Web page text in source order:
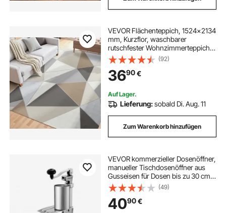
VEVOR Flächenteppich, 1524x2134
mm, Kurzflor, waschbarer
rutschfester Wohnzimmerteppich
im Modern-Stil, Innenmatte für
Schlafzimmer, Wohnzimmer,
Kinderzimmer, Eingangsbereich,
Anthrazitgrau
(92)
3690€
Auf Lager.
Lieferung:sobald Di. Aug. 11
Zum Warenkorb hinzufügen
VEVOR kommerzieller Dosenöffner,
manueller Tischdosenöffner aus
Gusseisen für Dosen bis zu 30 cm
Höhe, höhenverstellbarer
Konservenöffner mit
Edelstahlklinge, Büchsenöffner für
Restaurants
(49)
4090€